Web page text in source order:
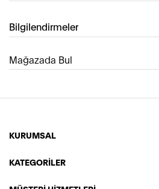
Bilgilendirmeler
Mağazada Bul
KURUMSAL
KATEGORİLER